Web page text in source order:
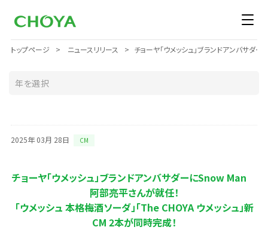
トップページ ニュースリリース チョーヤ「ウメッシュ」ブランドアンバサ
2025年 03月 28日 CM
チョーヤ「ウメッシュ」ブランドアンバサダーにSnow Man
阿部亮平さんが就任！
「ウメッシュ 本格梅酒ソーダ」「The CHOYA ウメッシュ」新
CM 2本が同時完成！